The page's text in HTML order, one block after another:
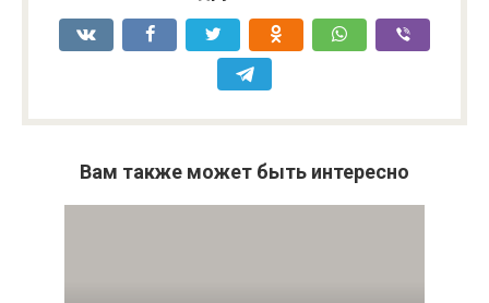
Вам также может быть интересно